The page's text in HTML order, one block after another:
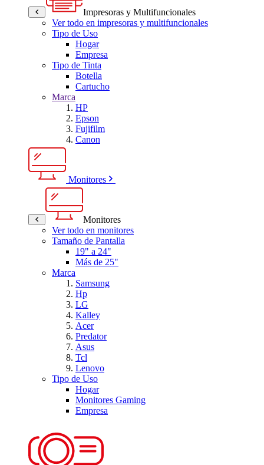
Impresoras y Multifuncionales
Ver todo en impresoras y multifuncionales
Tipo de Uso
Hogar
Empresa
Tipo de Tinta
Botella
Cartucho
Marca
HP
Epson
Fujifilm
Canon
Monitores
Monitores
Ver todo en monitores
Tamaño de Pantalla
19" a 24"
Más de 25"
Marca
Samsung
Hp
LG
Kalley
Acer
Predator
Asus
Tcl
Lenovo
Tipo de Uso
Hogar
Monitores Gaming
Empresa